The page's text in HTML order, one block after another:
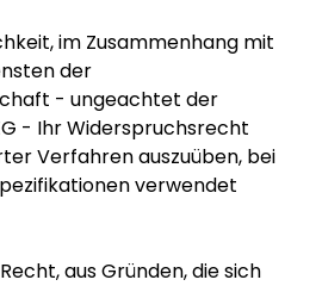
im Zusammenhang mit
der
- ungeachtet der
- Ihr Widerspruchsrecht
Verfahren auszuüben, bei
verwendet
aus Gründen, die sich